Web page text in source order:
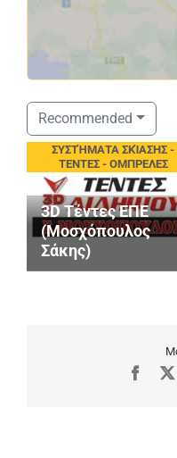
Recommended
ΣΥΣΤΉΜΑΤΑ ΣΚΊΑΣΗΣ -
ΤΕΝΤΕΣ - ΟΜΠΡΕΛΕΣ
3D Τέντες ΕΠΕ
(Μοσχόπουλος
Σάκης)